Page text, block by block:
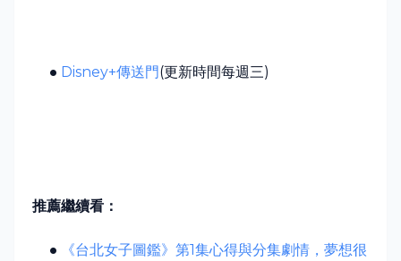
Disney+傳送門(更新時間每週三)
推薦繼續看：
《台北女子圖鑑》第1集心得與分集劇情，夢想很